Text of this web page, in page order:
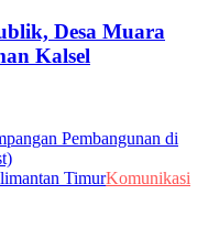
Desa Muara
Kalsel
TimurKomunikasi